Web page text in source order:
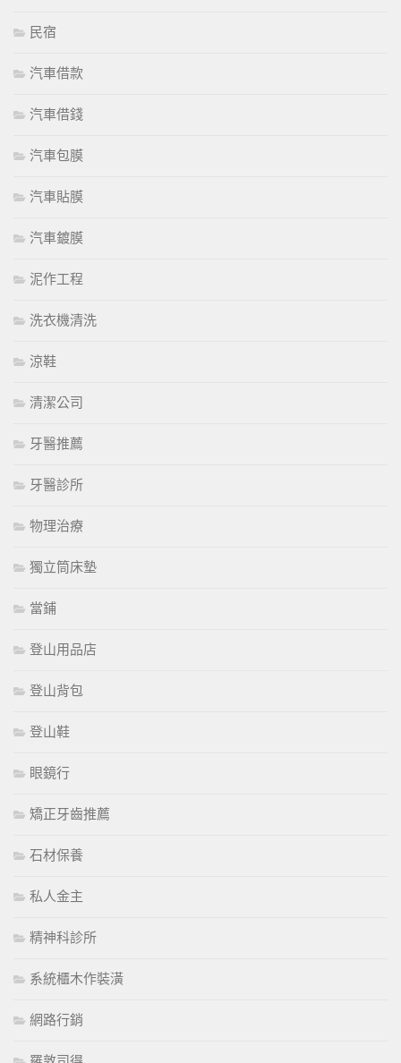
民宿
汽車借款
汽車借錢
汽車包膜
汽車貼膜
汽車鍍膜
泥作工程
洗衣機清洗
涼鞋
清潔公司
牙醫推薦
牙醫診所
物理治療
獨立筒床墊
當鋪
登山用品店
登山背包
登山鞋
眼鏡行
矯正牙齒推薦
石材保養
私人金主
精神科診所
系統櫃木作裝潢
網路行銷